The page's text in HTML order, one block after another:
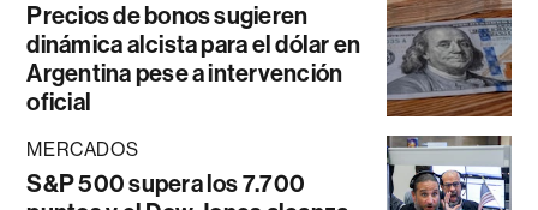
Precios de bonos sugieren
dinámica alcista para el dólar en
Argentina pese a intervención
oficial
MERCADOS
S&P 500 supera los 7.700